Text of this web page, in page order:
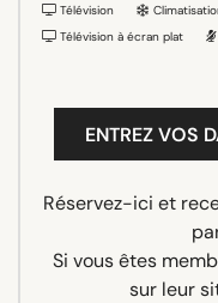
Télévision
Télévision à écran plat
ENTREZ VOS
Réservez-ici et
Si vous êtes
sur leur